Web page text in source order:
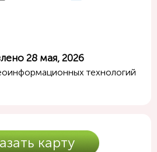
28 мая, 2026
технологий
карту